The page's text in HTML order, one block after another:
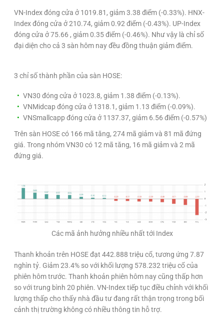
VN-Index đóng cửa ở 1019.81, giảm 3.38 điểm (-0.33%). HNX-
Index đóng cửa ở 210.74, giảm 0.92 điểm (-0.43%). UP-Index
đóng cửa ở 75.66 , giảm 0.35 điểm (-0.46%). Như vậy là chỉ số
đại diện cho cả 3 sàn hôm nay đều đồng thuận giảm điểm.
3 chỉ số thành phần của sàn HOSE:
VN30 đóng cửa ở 1023.8, giảm 1.38 điểm (-0.13%).
VNMidcap đóng cửa ở 1318.1, giảm 1.13 điểm (-0.09%).
VNSmallcapp đóng cửa ở 1137.37, giảm 6.56 điểm (-0.57%)
Trên sàn HOSE có 166 mã tăng, 274 mã giảm và 81 mã đứng
giá. Trong nhóm VN30 có 12 mã tăng, 16 mã giảm và 2 mã
đứng giá.
Các mã ảnh hưởng nhiều nhất tới Index
Thanh khoản trên HOSE đạt 442.888 triệu cổ, tương ứng 7.87
nghìn tỷ. Giảm 23.4% so với khối lượng 578.232 triệu cổ của
phiên hôm trước. Thanh khoản phiên hôm nay cũng thấp hơn
so với trung bình 20 phiên. VN-Index tiếp tục điều chỉnh với khối
lượng thấp cho thấy nhà đầu tư đang rất thận trọng trong bối
cảnh thị trường không có nhiều thông tin hỗ trợ.